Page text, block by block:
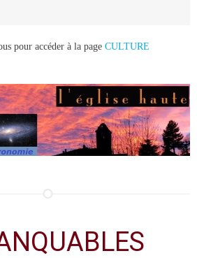
pour accéder à la page CULTURE